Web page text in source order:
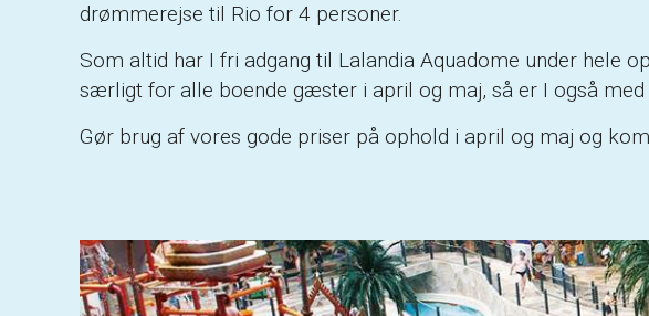
drømmerejse til Rio for 4 personer.
Som altid har I fri adgang til Lalandia Aquadome under hele
særligt for alle boende gæster i april og maj, så er I også med
Gør brug af vores gode priser på ophold i april og maj og